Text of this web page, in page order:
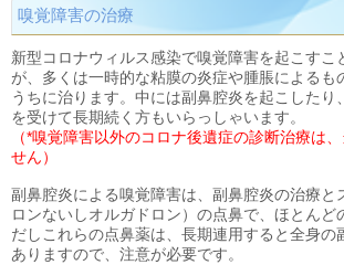
嗅覚障害の治療
新型コロナウィルス感染で嗅覚障害を起こすこ
が、多くは一時的な粘膜の炎症や腫脹によるも
うちに治ります。中には副鼻腔炎を起こしたり
を受けて長期続く方もいらっしゃいます。
（*嗅覚障害以外のコロナ後遺症の診断治療は
せん）
副鼻腔炎による嗅覚障害は、副鼻腔炎の治療と
ロンないしオルガドロン）の点鼻で、ほとんど
だしこれらの点鼻薬は、長期連用すると全身の
ありますので、注意が必要です。